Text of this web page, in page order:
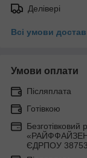
Делівері
Всі умови
Умови оплати
Післяплата
Готівкою
ЄДРПОУ